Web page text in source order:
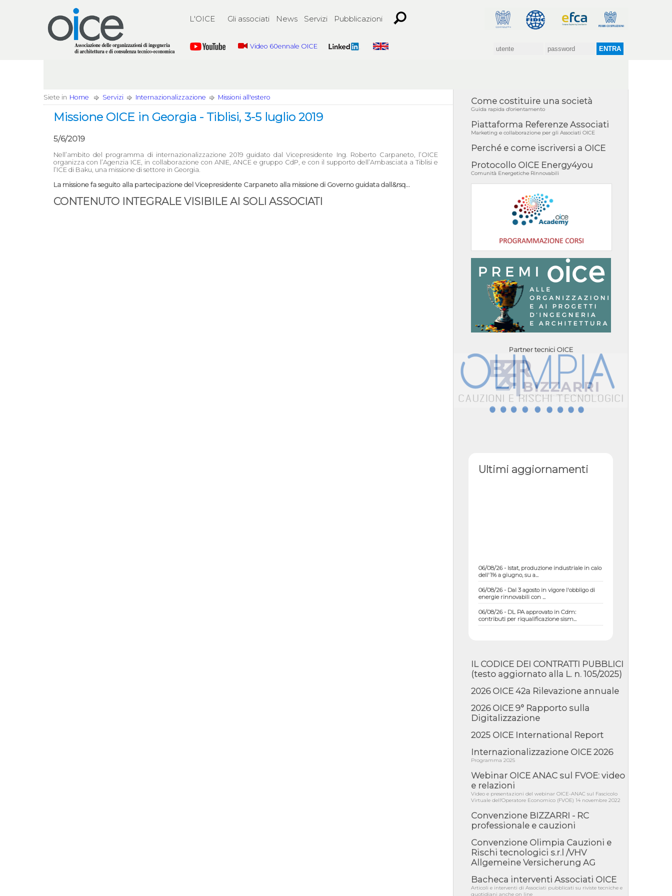
L'OICE Gli associati News Servizi Pubblicazioni
Video 60ennale OICE
Siete in Home Servizi Internazionalizzazione Missioni all'estero
Missione OICE in Georgia - Tiblisi, 3-5 luglio 2019
5/6/2019
Nell’ambito del programma di internazionalizzazione 2019 guidato dal Vicepresidente Ing. Roberto Carpaneto, l’OICE
organizza con l’Agenzia ICE, in collaborazione con ANIE, ANCE e gruppo CdP, e con il supporto dell’Ambasciata a Tiblisi e
l’ICE di Baku, una missione di settore in Georgia.
La missione fa seguito alla partecipazione del Vicepresidente Carpaneto alla missione di Governo guidata dall&rsq...
CONTENUTO INTEGRALE VISIBILE AI SOLI ASSOCIATI
Come costituire una società
Guida rapida d'orientamento
Piattaforma Referenze Associati
Marketing e collaborazione per gli Associati OICE
Perché e come iscriversi a OICE
Protocollo OICE Energy4you
Comunità Energetiche Rinnovabili
Partner tecnici OICE
Ultimi aggiornamenti
dell'1% a giugno, su a...
energie rinnovabili con ...
contributi per riqualificazione sism...
05/08/26 - DL Infrastrutture e PNRR è legge:
approvata oggi la fiducia...
05/08/26 - Focus OICE sul DDL di riforma
05/08/26 - Anac: pubblicata la Relazione
illustrativa al Bando tipo 2 s...
05/08/26 - SAVE THE DATE: Assemblea
05/08/26 - Successo OICE per il bando della
05/08/26 - Lettera OICE per il bando della
Giunta Regionale della Campa...
04/08/26 - DL PA: previste cancellazioni da
elenchi professionisti per ...
04/08/26 - International Sustainable
04/08/26 - CdS, project financing: progetto di
fattibilità da impugnar...
2026: procedimenti penali per ...
04/08/26 - CdS: partecipazione alla gara non
IL CODICE DEI CONTRATTI PUBBLICI
(testo aggiornato alla L. n. 105/2025)
2026 OICE 42a Rilevazione annuale
2026 OICE 9° Rapporto sulla
Digitalizzazione
2025 OICE International Report
Internazionalizzazione OICE 2026
Programma 2025
Webinar OICE ANAC sul FVOE: video
e relazioni
Video e presentazioni del webinar OICE-ANAC sul Fascicolo
Virtuale dell'Operatore Economico (FVOE) 14 novembre 2022
Convenzione BIZZARRI - RC
professionale e cauzioni
Convenzione Olimpia Cauzioni e
Rischi tecnologici s.r.l /VHV
Allgemeine Versicherung AG
Bacheca interventi Associati OICE
Articoli e interventi di Associati pubblicati su riviste tecniche e
quotidiani anche on line